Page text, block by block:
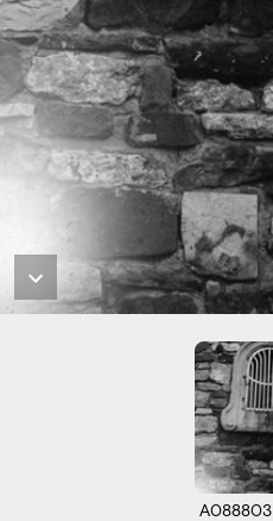
A088803